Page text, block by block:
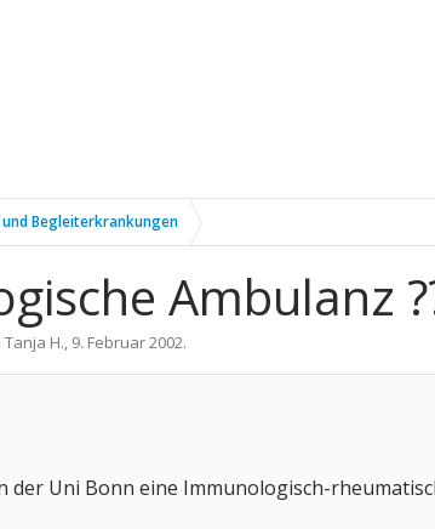
Begleiterkrankungen
Ambulanz
Tanja H., 9. Februar 2002.
der Uni Bonn eine Immunologisch-